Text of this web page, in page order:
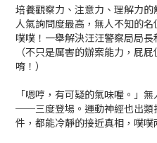
培養觀察力、注意力、理解力
人氣詢問度最高，無人不知的名
噗噗！一舉解決汪汪警察局局長
（不只是厲害的辦案能力，屁
唷！）
「嗯哼，有可疑的氣味喔。」
──三度登場。運動神經也出類
件，都能冷靜的接近真相，噗噗